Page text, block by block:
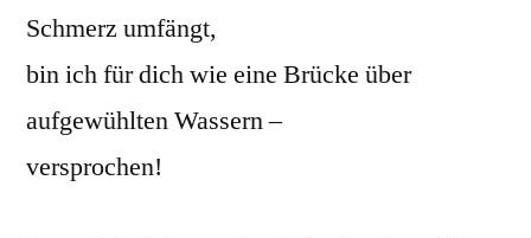
Schmerz umfängt,
bin ich für dich wie eine Brücke über
aufgewühlten Wassern –
versprochen!